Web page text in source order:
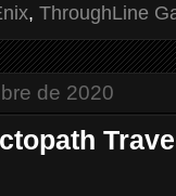
, ThroughLine
de 2020